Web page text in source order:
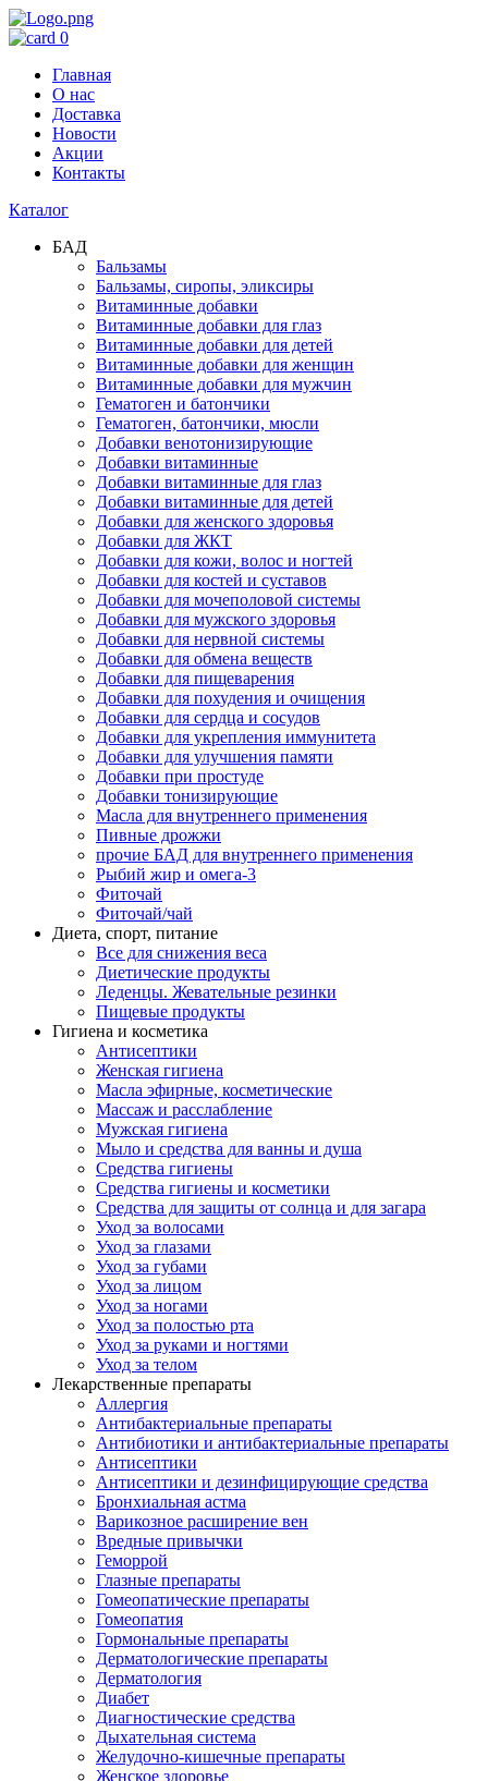
0
Главная
О нас
Доставка
Новости
Акции
Контакты
Каталог
БАД
Бальзамы
Бальзамы, сиропы, эликсиры
Витаминные добавки
Витаминные добавки для глаз
Витаминные добавки для детей
Витаминные добавки для женщин
Витаминные добавки для мужчин
Гематоген и батончики
Гематоген, батончики, мюсли
Добавки венотонизирующие
Добавки витаминные
Добавки витаминные для глаз
Добавки витаминные для детей
Добавки для женского здоровья
Добавки для ЖКТ
Добавки для кожи, волос и ногтей
Добавки для костей и суставов
Добавки для мочеполовой системы
Добавки для мужского здоровья
Добавки для нервной системы
Добавки для обмена веществ
Добавки для пищеварения
Добавки для похудения и очищения
Добавки для сердца и сосудов
Добавки для укрепления иммунитета
Добавки для улучшения памяти
Добавки при простуде
Добавки тонизирующие
Масла для внутреннего применения
Пивные дрожжи
прочие БАД для внутреннего применения
Рыбий жир и омега-3
Фиточай
Фиточай/чай
Диета, спорт, питание
Все для снижения веса
Диетические продукты
Леденцы. Жевательные резинки
Пищевые продукты
Гигиена и косметика
Антисептики
Женская гигиена
Масла эфирные, косметические
Массаж и расслабление
Мужская гигиена
Мыло и средства для ванны и душа
Средства гигиены
Средства гигиены и косметики
Средства для защиты от солнца и для загара
Уход за волосами
Уход за глазами
Уход за губами
Уход за лицом
Уход за ногами
Уход за полостью рта
Уход за руками и ногтями
Уход за телом
Лекарственные препараты
Аллергия
Антибактериальные препараты
Антибиотики и антибактериальные препараты
Антисептики
Антисептики и дезинфицирующие средства
Бронхиальная астма
Варикозное расширение вен
Вредные привычки
Геморрой
Глазные препараты
Гомеопатические препараты
Гомеопатия
Гормональные препараты
Дерматологические препараты
Дерматология
Диабет
Диагностические средства
Дыхательная система
Желудочно-кишечные препараты
Женское здоровье